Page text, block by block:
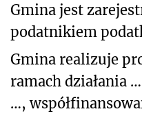
Gmina jest
podatnikiem
Gmina realizuje
ramach działania
…,